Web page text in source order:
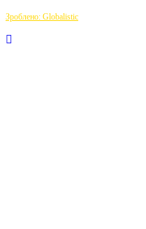
Зроблено: Globalistic